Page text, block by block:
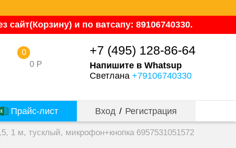
и по ватсапу: 89106740330.
0 Р
0 +7 (495) 128-86-64
Напишите в Whatsup
Светлана +79106740330
Прайс-лист Вход / Регистрация
1 м, тусклый, микрофон+кнопка 6957531051572